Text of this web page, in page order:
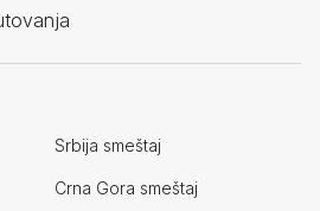
Srbija smeštaj
Crna Gora smeštaj